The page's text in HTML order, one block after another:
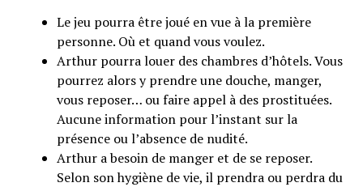
Le jeu pourra être joué en vue à la première
personne. Où et quand vous voulez.
Arthur pourra louer des chambres d’hôtels. Vous
pourrez alors y prendre une douche, manger,
vous reposer… ou faire appel à des prostituées.
Aucune information pour l’instant sur la
présence ou l’absence de nudité.
Arthur a besoin de manger et de se reposer.
Selon son hygiène de vie, il prendra ou perdra du